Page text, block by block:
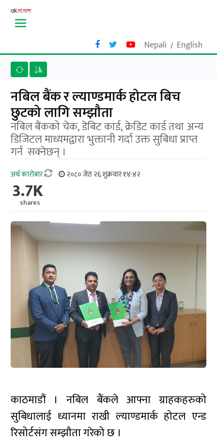
Nepali / English
नबिल बैंक र ल्याण्डमार्क होटल बिच
छुटको लागि सम्झौता
नबिल बैंकको चेक, डेबिट कार्ड, क्रेडिट कार्ड तथा अन्य
डिजिटल माध्यमद्वारा भुक्तानी गर्दा उक्त सुबिधा प्राप्त
गर्न सक्नेछन् ।
अर्थ काराेबार २०८० जेठ २६ शुक्रवार १४:४२
3.7K
shares
काठमाडौं । नबिल बैंकले आफ्ना ग्राहकहरुको
सुबिधालाई ध्यानमा राखी ल्याण्डमार्क होटल एन्ड
रिसोर्टसंग सम्झौता गरेको छ ।